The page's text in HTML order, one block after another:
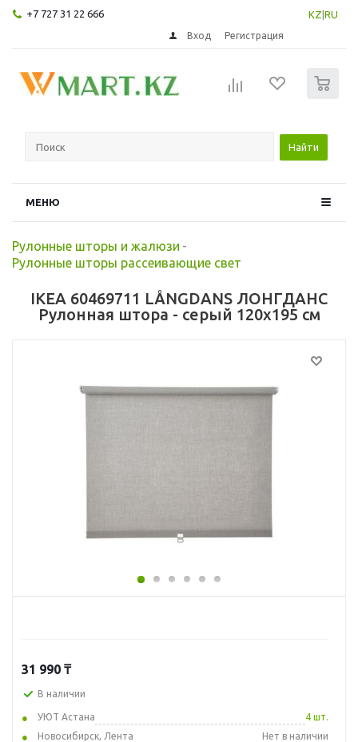
+7 727 31 22 666 KZ RU
Вход Регистрация
Найти
МЕНЮ
Рулонные шторы и жалюзи -
Рулонные шторы рассеивающие свет
IKEA 60469711 LÅNGDANS ЛОНГДАНС
Рулонная штора - серый 120x195 см
31 990 ₸
В наличии
УЮТ Астана
4 шт.
Новосибирск, Лента
Нет в наличии